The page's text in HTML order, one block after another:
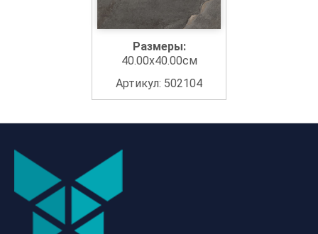
Размеры:
40.00x40.00см
Артикул: 502104